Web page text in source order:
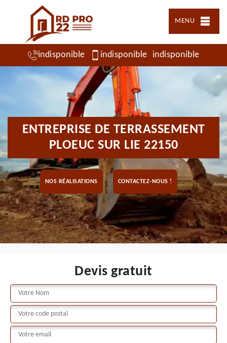
MENU
indisponible indisponible indisponible
ENTREPRISE DE TERRASSEMENT
PLOEUC SUR LIE 22150
NOS RÉALISATIONS CONTACTEZ-NOUS !
Devis gratuit